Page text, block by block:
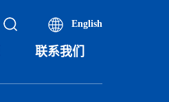
English
联系我们